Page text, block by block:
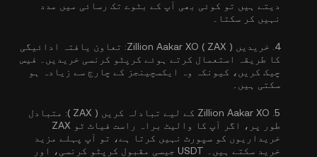
دیتے ہیں تو کوئی بھی آپ کے بٹوے تک رسائی میں مدد
نہیں کر سکتا۔
4. خریدیں Zillion Aakar XO ( ZAX ):
تعاون یافتہ ادائیگی
کا طریقہ استعمال کرتے ہوئے کرپٹو کرنسی خریدیں۔ فیس
چیک کریں، کیونکہ وہ ایکسچینجز کے چارج سے زیادہ ہو
سکتی ہیں۔
5. Zillion Aakar XO کے لیے تبادلہ کریں ( ZAX ):
متبادل
طور پر، اگر آپ کا والیٹ براہ راست فیاٹ ٹو ZAX
خریداریوں کو سپورٹ نہیں کرتا ہے، تو آپ پہلے مزید
خرید سکتے ہیں۔ USDT جیسی مقبول کرپٹو کرنسی، اور